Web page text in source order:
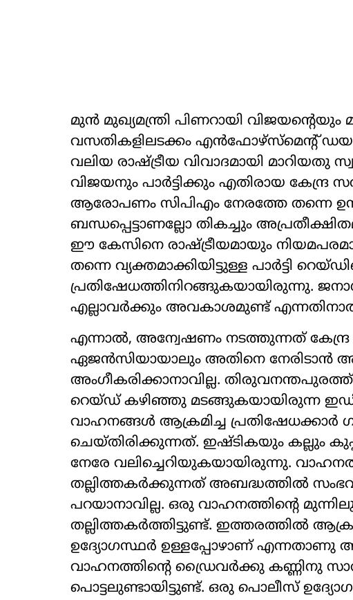
മുൻ മുഖ്യമന്ത്രി പിണറായി വിജയന്‍റെയും
വസതികളിലടക്കം എന്‍ഫോഴ്സ്മെന്‍റ്
വലിയ രാഷ്‌ട്രീയ വിവാദമായി മാറിയതു
വിജയനും പാർട്ടിക്കും എതിരായ കേന്ദ്ര
ആരോപണം സിപിഎം നേരത്തേ തന്നെ
ബന്ധപ്പെട്ടാണല്ലോ തികച്ചും
ഈ കേസിനെ രാഷ്‌ട്രീയമായും
തന്നെ വ്യക്തമാക്കിയിട്ടുള്ള പാർട്ടി
പ്രതിഷേധത്തിനിറങ്ങുകയായിരുന്നു.
എല്ലാവർക്കും അവകാശമുണ്ട്
എന്നാൽ, അന്വേഷണം നടത്തുന്നത്
ഏജൻസിയായാലും അതിനെ നേരിടാൻ
അംഗീകരിക്കാനാവില്ല. തിരുവനന്തപുരത്ത്
റെയ്ഡ് കഴിഞ്ഞു മടങ്ങുകയായിരുന്ന
വാഹനങ്ങൾ ആക്രമിച്ച
ചെയ്തിരിക്കുന്നത്. ഇഷ്ടികയും കല്ലും
നേരേ വലിച്ചെറിയുകയായിരുന്നു.
തല്ലിത്തകർക്കുന്നത് അബദ്ധത്തിൽ
പറയാനാവില്ല. ഒരു വാഹനത്തിന്‍റെ
തല്ലിത്തകർത്തിട്ടുണ്ട്. ഇത്തരത്തിൽ
ഉദ്യോഗസ്ഥർ ഉള്ളപ്പോഴാണ് എന്നതാണു
വാഹനത്തിന്‍റെ ഡ്രൈവർക്കു കണ്ണിനു
പൊട്ടലുണ്ടായിട്ടുണ്ട്. ഒരു പൊലീസ്